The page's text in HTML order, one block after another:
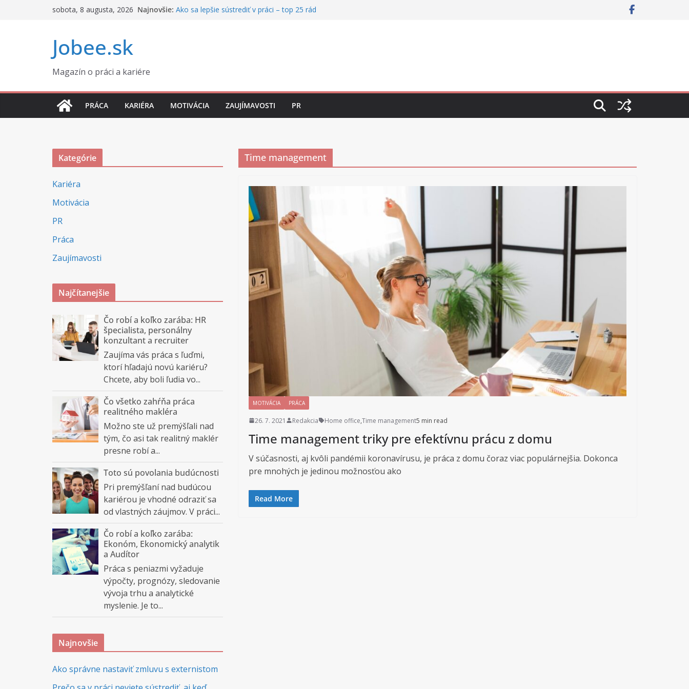
sobota, 8 augusta, 2026 Najnovšie: Ako sa lepšie sústrediť v práci – top 25 rád
Jobee.sk
Magazín o práci a kariére
PRÁCA KARIÉRA MOTIVÁCIA ZAUJÍMAVOSTI PR
Time management
MOTIVÁCIA PRÁCA
26. 7. 2021 Redakcia Home office,Time management5 min read
Time management triky pre efektívnu prácu z domu
V súčasnosti, aj kvôli pandémii koronavírusu, je práca z domu čoraz viac populárnejšia. Dokonca
pre mnohých je jedinou možnosťou ako
Read More
Kategórie
Kariéra
Motivácia
PR
Práca
Zaujímavosti
Najčítanejšie
Čo robí a koľko zarába: HR
špecialista, personálny
konzultant a recruiter
Zaujíma vás práca s ľuďmi,
ktorí hľadajú novú kariéru?
Chcete, aby boli ľudia vo...
Čo všetko zahŕňa práca
realitného makléra
Možno ste už premýšľali nad
tým, čo asi tak realitný maklér
presne robí a...
Toto sú povolania budúcnosti
Pri premýšľaní nad budúcou
kariérou je vhodné odraziť sa
od vlastných záujmov. V práci...
Čo robí a koľko zarába:
Ekonóm, Ekonomický analytik
a Audítor
Práca s peniazmi vyžaduje
výpočty, prognózy, sledovanie
vývoja trhu a analytické
myslenie. Je to...
Najnovšie
Ako správne nastaviť zmluvu s externistom